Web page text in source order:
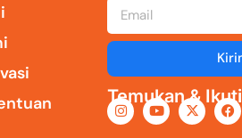
Temukan &